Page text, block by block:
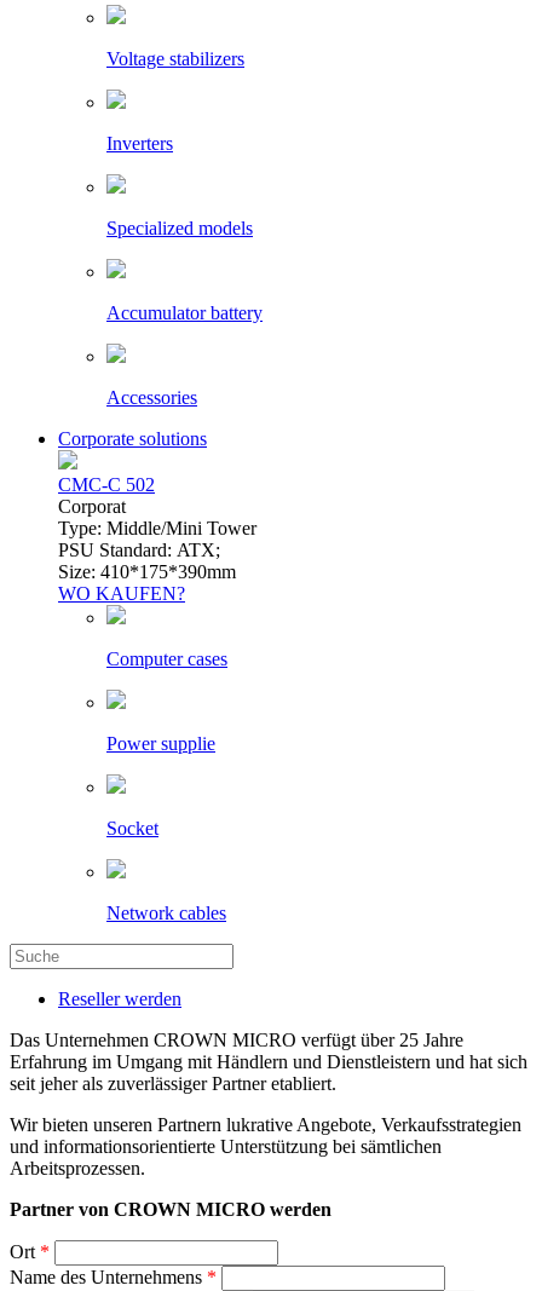
Voltage stabilizers
Inverters
Specialized models
Accumulator battery
Accessories
Corporate solutions
CMC-C 502
Сorporat
Type: Middle/Mini Tower
PSU Standard: ATX;
Size: 410*175*390mm
WO KAUFEN?
Computer cases
Power supplie
Socket
Network cables
Reseller werden
Das Unternehmen CROWN MICRO verfügt über 25 Jahre
Erfahrung im Umgang mit Händlern und Dienstleistern und hat sich
seit jeher als zuverlässiger Partner etabliert.
Wir bieten unseren Partnern lukrative Angebote, Verkaufsstrategien
und informationsorientierte Unterstützung bei sämtlichen
Arbeitsprozessen.
Partner von CROWN MICRO werden
Ort *
Name des Unternehmens *